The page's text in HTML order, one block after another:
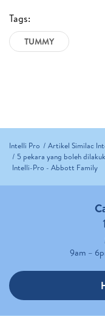
Tags:
TUMMY
Intelli Pro
Artikel Similac
5 pekara yang boleh
Intelli-Pro - Abbott Family
9am –